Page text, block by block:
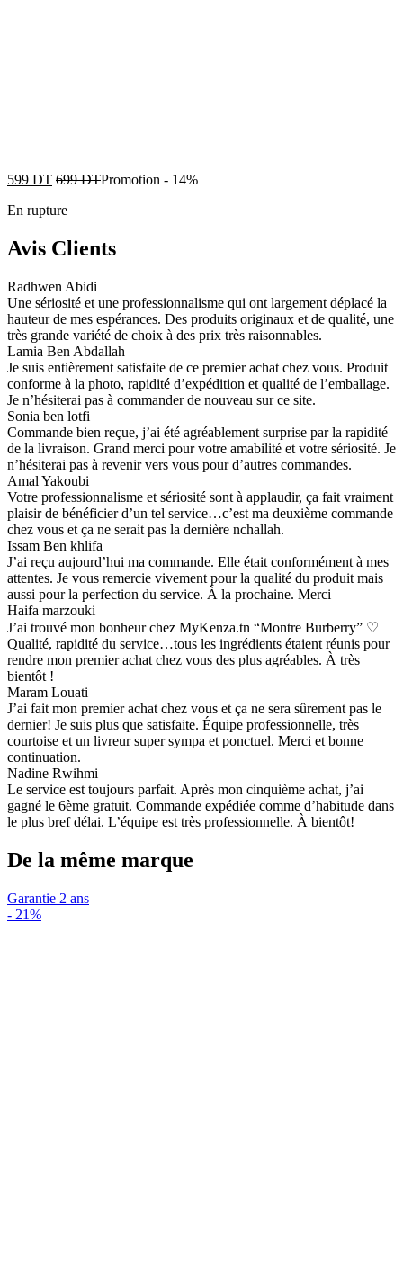
599 DT 699DTPromotion - 14%
En rupture
Avis Clients
Radhwen Abidi
Une sériosité et une professionnalisme qui ont largement déplacé la
hauteur de mes espérances. Des produits originaux et de qualité, une
très grande variété de choix à des prix très raisonnables.
Lamia Ben Abdallah
Je suis entièrement satisfaite de ce premier achat chez vous. Produit
conforme à la photo, rapidité d’expédition et qualité de l’emballage.
Je n’hésiterai pas à commander de nouveau sur ce site.
Sonia ben lotfi
Commande bien reçue, j’ai été agréablement surprise par la rapidité
de la livraison. Grand merci pour votre amabilité et votre sériosité. Je
n’hésiterai pas à revenir vers vous pour d’autres commandes.
Amal Yakoubi
Votre professionnalisme et sériosité sont à applaudir, ça fait vraiment
plaisir de bénéficier d’un tel service…c’est ma deuxième commande
chez vous et ça ne serait pas la dernière nchallah.
Issam Ben khlifa
J’ai reçu aujourd’hui ma commande. Elle était conformément à mes
attentes. Je vous remercie vivement pour la qualité du produit mais
aussi pour la perfection du service. À la prochaine. Merci
Haifa marzouki
J’ai trouvé mon bonheur chez MyKenza.tn “Montre Burberry” ♡
Qualité, rapidité du service…tous les ingrédients étaient réunis pour
rendre mon premier achat chez vous des plus agréables. À très
bientôt !
Maram Louati
J’ai fait mon premier achat chez vous et ça ne sera sûrement pas le
dernier! Je suis plus que satisfaite. Équipe professionnelle, très
courtoise et un livreur super sympa et ponctuel. Merci et bonne
continuation.
Nadine Rwihmi
Le service est toujours parfait. Après mon cinquième achat, j’ai
gagné le 6ème gratuit. Commande expédiée comme d’habitude dans
le plus bref délai. L’équipe est très professionnelle. À bientôt!
De la même marque
Garantie 2 ans
- 21%